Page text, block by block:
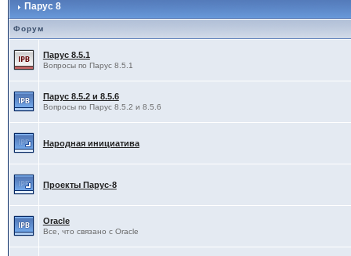
Парус 8
Форум
Парус 8.5.1
Вопросы по Парус 8.5.1
Парус 8.5.2 и 8.5.6
Вопросы по Парус 8.5.2 и 8.5.6
Народная инициатива
Проекты Паруc-8
Oracle
Все, что связано с Oracle